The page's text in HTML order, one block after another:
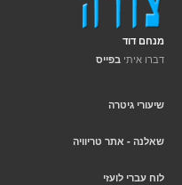
מנחם דוד
דברו איתי בפייס
שיעורי גיטרה
שאלנה - אתר טריוויה
לוח עברי לועזי